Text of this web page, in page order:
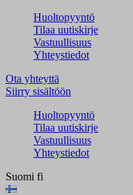
Huoltopyyntö
Tilaa uutiskirje
Vastuullisuus
Yhteystiedot
Ota yhteyttä
Siirry sisältöön
Huoltopyyntö
Tilaa uutiskirje
Vastuullisuus
Yhteystiedot
Suomi fi